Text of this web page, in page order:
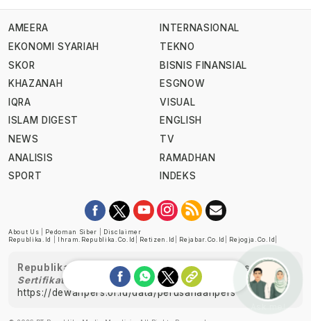
AMEERA
EKONOMI SYARIAH
SKOR
KHAZANAH
IQRA
ISLAM DIGEST
NEWS
ANALISIS
SPORT
INTERNASIONAL
TEKNO
BISNIS FINANSIAL
ESGNOW
VISUAL
ENGLISH
TV
RAMADHAN
INDEKS
About Us Pedoman Siber
Disclaimer
Republika.id
Ihram.republika.co.id Retizen.id Rejabar.co.id Rejogja.co.id
Republika telah diverifikasi oleh Dewan Pers
Sertifikat Nomor 1058/DP-Verifikasi/K/XII/2022
https://dewanpers.or.id/data/perusahaanpers